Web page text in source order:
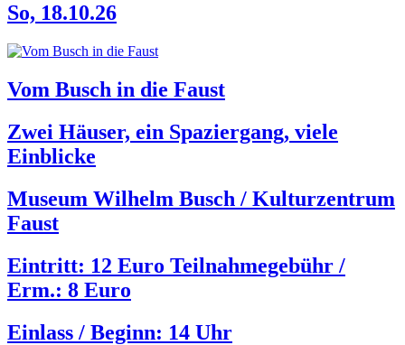
So, 18.10.26
Vom Busch in die Faust
Zwei Häuser, ein Spaziergang, viele
Einblicke
Museum Wilhelm Busch / Kulturzentrum
Faust
Eintritt: 12 Euro Teilnahmegebühr /
Erm.: 8 Euro
Einlass / Beginn: 14 Uhr